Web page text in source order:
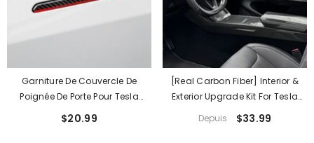
Garniture De Couvercle De
Poignée De Porte Pour Tesla
[[PL170]] 3/Y
$20.99
[Real Carbon Fiber] Interior &
Exterior Upgrade Kit For Tesla
Model Y Juniper 2025+
Depuis $33.99